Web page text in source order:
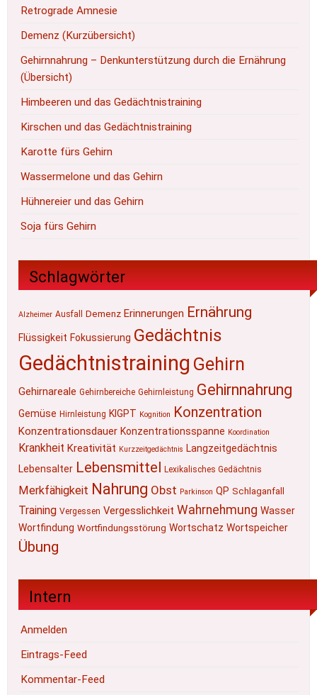
Retrograde Amnesie
Demenz (Kurzübersicht)
Gehirnnahrung – Denkunterstützung durch die Ernährung
(Übersicht)
Himbeeren und das Gedächtnistraining
Kirschen und das Gedächtnistraining
Karotte fürs Gehirn
Wassermelone und das Gehirn
Hühnereier und das Gehirn
Soja fürs Gehirn
Schlagwörter
Alzheimer Ausfall Demenz Erinnerungen Ernährung
Flüssigkeit Fokussierung Gedächtnis
Gedächtnistraining Gehirn
Gehirnareale Gehirnbereiche Gehirnleistung Gehirnnahrung
Gemüse Hirnleistung KIGPT Kognition Konzentration
Konzentrationsdauer Konzentrationsspanne Koordination
Krankheit Kreativität Kurzzeitgedächtnis Langzeitgedächtnis
Lebensalter Lebensmittel Lexikalisches Gedächtnis
Merkfähigkeit Nahrung Obst Parkinson QP Schlaganfall
Training Vergessen Vergesslichkeit Wahrnehmung Wasser
Wortfindung Wortfindungsstörung Wortschatz Wortspeicher
Übung
Intern
Anmelden
Eintrags-Feed
Kommentar-Feed